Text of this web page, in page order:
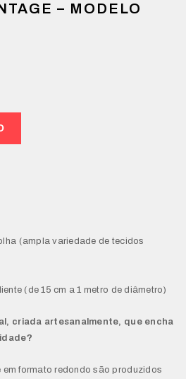
– MODELO
(ampla variedade de tecidos
(de 15 cm a 1 metro de diâmetro)
criada artesanalmente, que encha
formato redondo são produzidos